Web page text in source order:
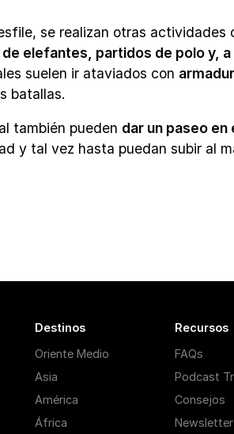
se realizan otras actividades
elefantes, partidos de polo y,
suelen ir ataviados con
batallas.
también pueden dar un paseo en
y tal vez hasta puedan subir al
Destinos
Oriente Medio
Asia
América
África
Recursos
FAQs
Podcast
Consejos
Newsletter